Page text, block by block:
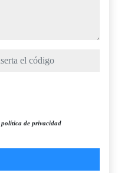
política de privacidad